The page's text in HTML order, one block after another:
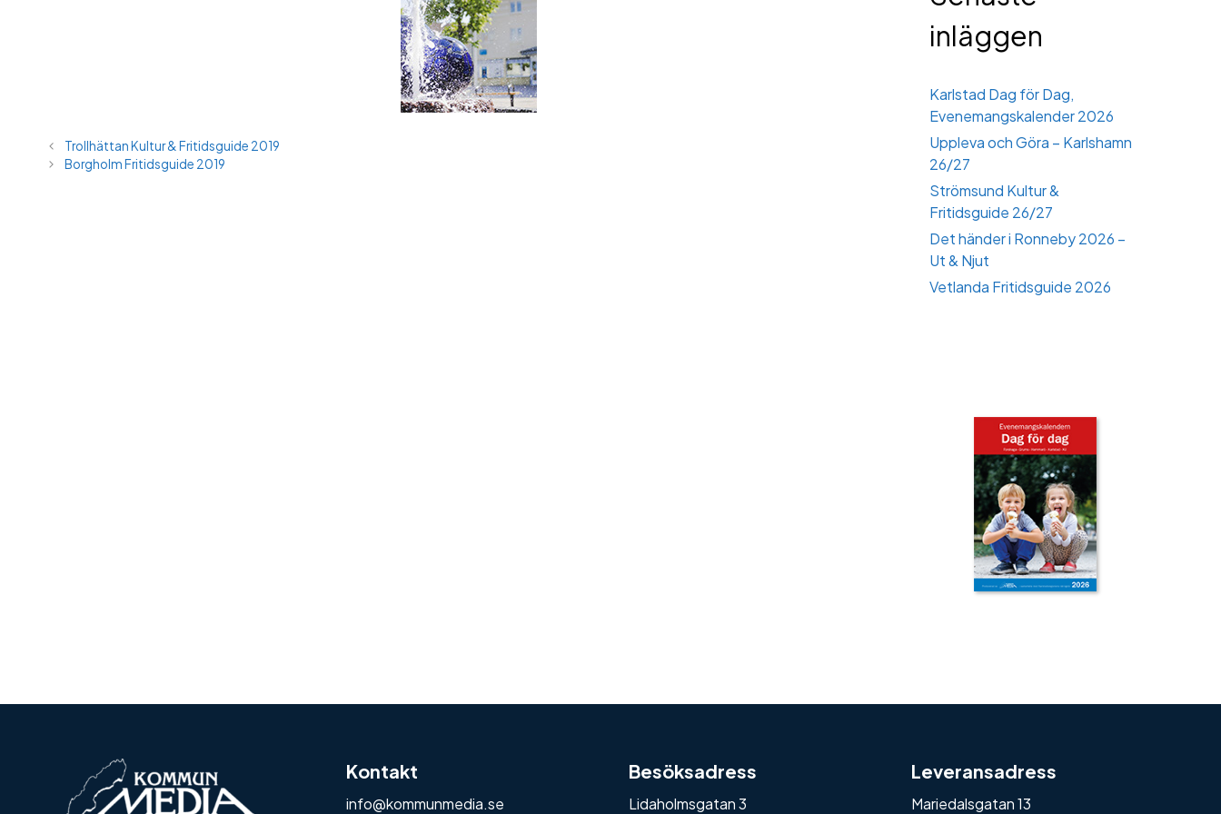
Trollhättan Kultur & Fritidsguide 2019
Borgholm Fritidsguide 2019
inläggen
Karlstad Dag för Dag,
Evenemangskalender 2026
Uppleva och Göra – Karlshamn
26/27
Strömsund Kultur &
Fritidsguide 26/27
Det händer i Ronneby 2026 –
Ut & Njut
Vetlanda Fritidsguide 2026
Kontakt
info@kommunmedia.se
Besöksadress
Lidaholmsgatan 3
Leveransadress
Mariedalsgatan 13